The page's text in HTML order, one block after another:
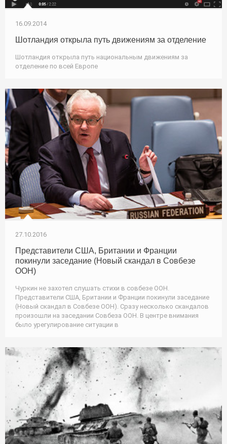
16.09.2014
Шотландия открыла путь движениям за отделение
Шотландия открыла путь национальным движениям за
отделение по всей Европе
27.10.2016
Представители США, Британии и Франции
покинули заседание (Новый скандал в Совбезе
ООН)
Чуркин не захотел слушать стихи в совбезе ООН.
Представители США, Британии и Франции покинули заседание
(Новый скандал в Совбезе ООН). Сразу несколько скандалов
произошли на заседании Совбеза ООН. В центре внимания
было урегулирование ситуации в